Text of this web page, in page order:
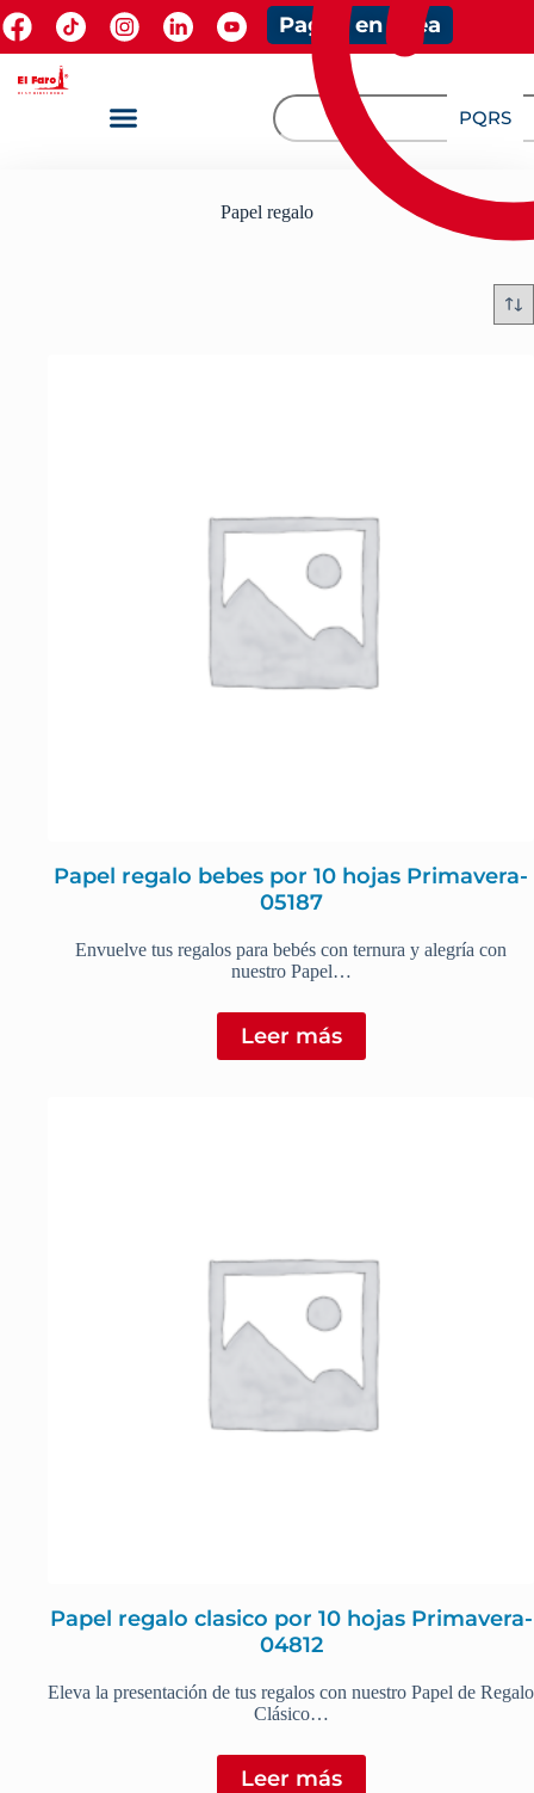
Pagos en línea
PQRS
Papel regalo
Papel regalo bebes por 10 hojas Primavera-
05187
Envuelve tus regalos para bebés con ternura y alegría con
nuestro Papel…
Leer más
Papel regalo clasico por 10 hojas Primavera-
04812
Eleva la presentación de tus regalos con nuestro Papel de Regalo
Clásico…
Leer más